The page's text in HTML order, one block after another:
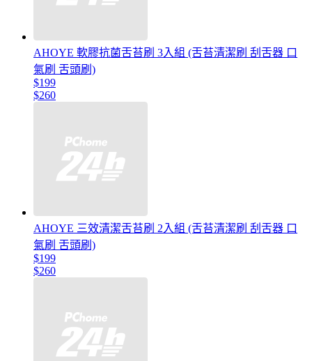
AHOYE 軟膠抗菌舌苔刷 3入組 (舌苔清潔刷 刮舌器 口
氣刷 舌頭刷)
$199
$260
AHOYE 三效清潔舌苔刷 2入組 (舌苔清潔刷 刮舌器 口
氣刷 舌頭刷)
$199
$260